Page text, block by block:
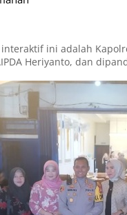
ini adalah
Heriyanto, dan